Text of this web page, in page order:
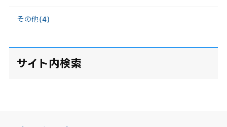
その他(4)
サイト内検索